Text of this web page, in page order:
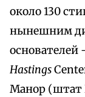
около 130
нынешним
основателей
Hastings
Манор (штат